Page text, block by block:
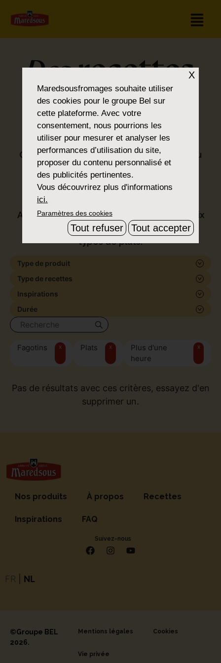
Desrecettes
pour tous les
goûts
Que vous soyez amateur de classiques ou
que vous préfériez la nouveauté, vous
trouverez ce que vous cherchez dans la
gamme Maredsous
®
Avec nos produits, nous proposons un choix
de formes et de saveurs, pour tous les
types de plats.
Type de produit
Type de recettes
Inspirations
Durée
Fagotins x Plats x
Plus d'une
heure
x
Pas de résultats avec ces critères, essayez d'en
supprimer un.
Nos produits À propos Recettes
Inspirations FAQ
Suivez-nous
FR NL
©Groupe BEL
2026.
Mentions légales Cookies
Vie privée
X
Maredsousfromages souhaite utiliser
des cookies pour le groupe Bel sur
cette plateforme. Avec votre
consentement, nous pourrions les
utiliser pour mesurer et analyser les
performances d’utilisation du site,
proposer du contenu personnalisé et
des publicités pertinentes.
Vous découvrirez plus d'informations
ici.
Paramètres des cookies
Tout refuser Tout accepter